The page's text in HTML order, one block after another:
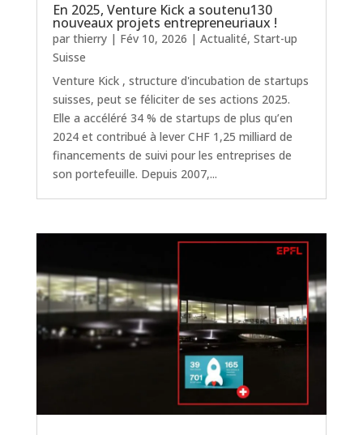
En 2025, Venture Kick a soutenu130
nouveaux projets entrepreneuriaux !
par thierry| Fév 10, 2026 | Actualité, Start-up
Suisse
Venture Kick , structure d'incubation de startups
suisses, peut se féliciter de ses actions 2025.
Elle a accéléré 34 % de startups de plus qu’en
2024 et contribué à lever CHF 1,25 milliard de
financements de suivi pour les entreprises de
son portefeuille. Depuis 2007,...